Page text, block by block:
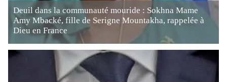
Deuil dans la communauté mouride : Sokhna Mame
Amy Mbacké, fille de Serigne Mountakha, rappelée à
Dieu en France